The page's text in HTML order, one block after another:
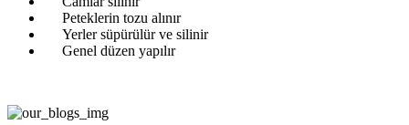
Peteklerin tozu alınır
Yerler süpürülür ve silinir
Genel düzen yapılır